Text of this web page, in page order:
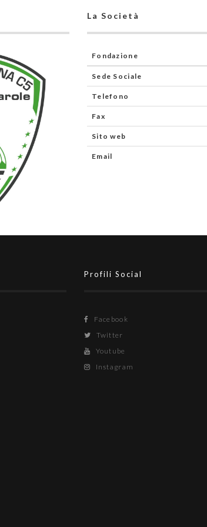
La Società
Fondazione
Sede Sociale
Telefono
Fax
Sito web
Email
Profili Social
Facebook
Twitter
Youtube
Instagram